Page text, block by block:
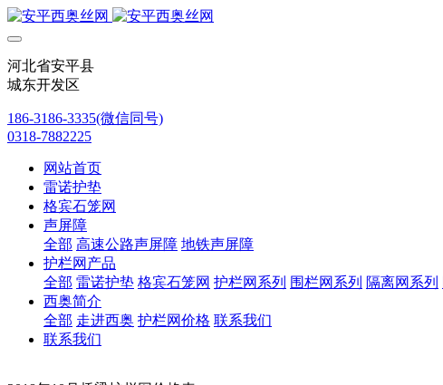
河北省安平县
城东开发区
186-3186-3335(微信同号)
0318-7882225
网站首页
雷诺护垫
格宾石笼网
声屏障
全部 高速公路声屏障 地铁声屏障
护栏网产品
全部 雷诺护垫 格宾石笼网 护栏网系列 围栏网系列 隔离网系列
西奥简介
全部 走进西奥 护栏网价格 联系我们
联系我们